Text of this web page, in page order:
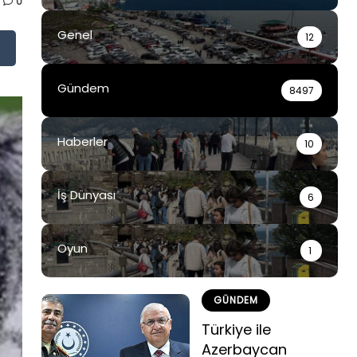
Genel 12
Gündem 8497
Haberler 10
İş Dünyası 6
Oyun 1
GÜNDEM
Türkiye ile
Azerbaycan